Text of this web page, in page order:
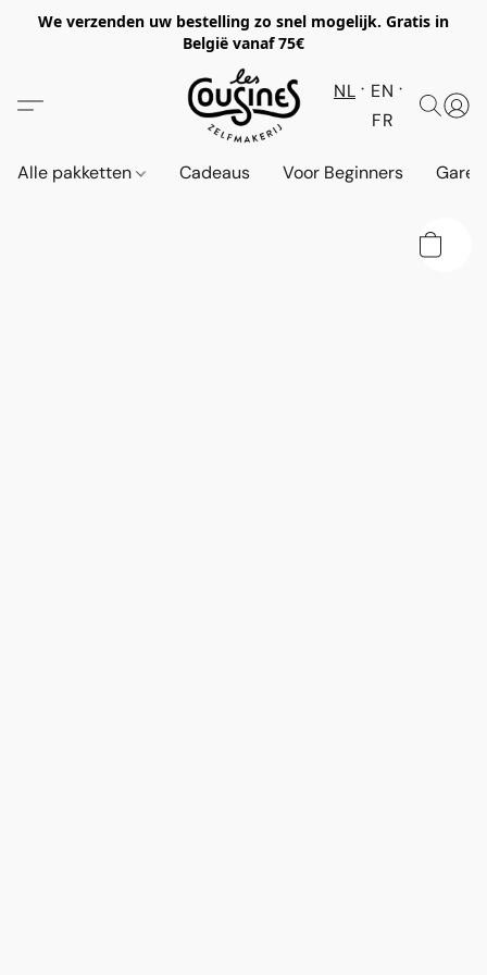
We verzenden uw bestelling zo snel mogelijk. Gratis in
België vanaf 75€
NL
EN
FR
Alle pakketten Cadeaus Voor Beginners